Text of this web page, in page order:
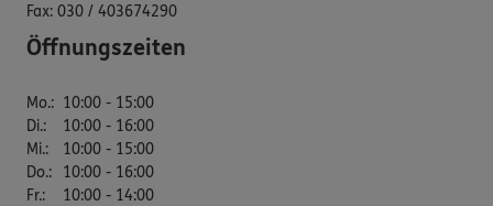
Fax: 030 / 403674290
Öffnungszeiten
Mo.: 10:00 - 15:00
Di.:
10:00 - 16:00
Mi.:
10:00 - 15:00
Do.:
10:00 - 16:00
Fr.:
10:00 - 14:00